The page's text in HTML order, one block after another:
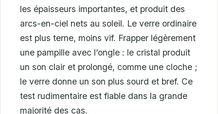
les épaisseurs importantes, et produit des
arcs-en-ciel nets au soleil. Le verre ordinaire
est plus terne, moins vif. Frapper légèrement
une pampille avec l’ongle : le cristal produit
un son clair et prolongé, comme une cloche ;
le verre donne un son plus sourd et bref. Ce
test rudimentaire est fiable dans la grande
majorité des cas.